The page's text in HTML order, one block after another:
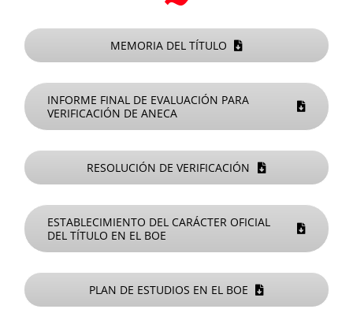
MEMORIA DEL TÍTULO
INFORME FINAL DE EVALUACIÓN PARA
VERIFICACIÓN DE ANECA
RESOLUCIÓN DE VERIFICACIÓN
ESTABLECIMIENTO DEL CARÁCTER OFICIAL
DEL TÍTULO EN EL BOE
PLAN DE ESTUDIOS EN EL BOE